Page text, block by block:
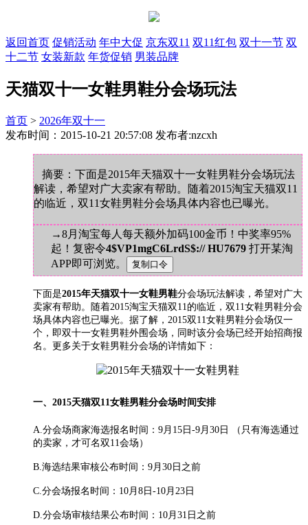
返回首页 促销活动 年中大促 京东双11 双11红包 双十一节 双
十二节 女装新款 年货促销 男装品牌
天猫双十一女鞋男鞋分会场玩法
首页 > 2026年双十一
发布时间：2015-10-21 20:57:08 发布者:nzcxh
摘要：下面是2015年天猫双十一女鞋男鞋分会场玩法
解读，希望对广大卖家有帮助。随着2015淘宝天猫双11
的临近，双11女鞋男鞋分会场具体内容也已曝光。
→8月淘宝每人每天额外加码100金币！中奖率95%
起！复密令4$VP1mgC6LrdS$:// HU7679 打开某淘
APP即可浏览。
下面是2015年天猫双十一女鞋男鞋分会场玩法解读，希望对广大
卖家有帮助。随着2015淘宝天猫双11的临近，双11女鞋男鞋分会
场具体内容也已曝光。据了解，2015双11女鞋男鞋分会场仅一
个，即双十一女鞋男鞋外围会场，同时该分会场已经开始招商报
名。更多关于女鞋男鞋分会场的详情如下：
一、2015天猫双11女鞋男鞋分会场时间安排
A.分会场商家海选报名时间：9月15日-9月30日 （只有海选通过
的卖家，才可名双11会场）
B.海选结果审核公布时间：9月30日之前
C.分会场报名时间：10月8日-10月23日
D.分会场审核结果公布时间：10月31日之前